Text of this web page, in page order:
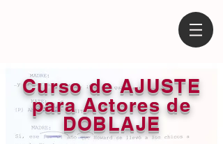
Curso de AJUSTE
para Actores de
DOBLAJE